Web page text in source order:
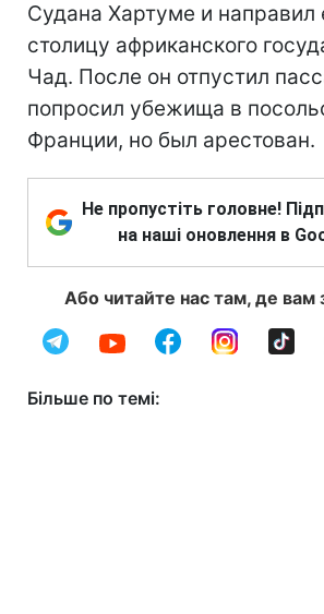
Судана Хартуме и направил
столицу африканского
Чад. После он отпустил
попросил убежища в
Франции, но был арестован.
Не пропустіть головне!
на наші оновлення в
Або читайте нас там, де вам
Більше по темі: